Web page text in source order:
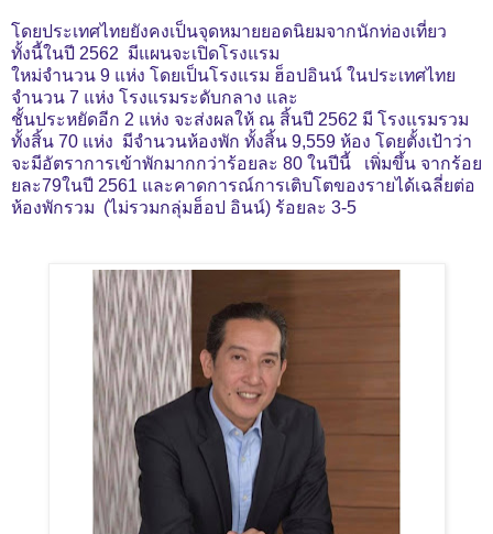
โดยประเทศไทยยังคงเป็นจุดหมายยอดนิยมจากนักท่องเที่ยว
ทั้งนี้ในปี 2562 มีแผนจะเปิดโรงแรม
ใหม่จำนวน 9 แห่ง โดยเป็นโรงแรม ฮ็อปอินน์ ในประเทศไทย
จำนวน 7 แห่ง โรงแรมระดับกลาง และ
ชั้นประหยัดอีก 2 แห่ง จะส่งผลให้ ณ สิ้นปี 2562 มี โรงแรมรวม
ทั้งสิ้น 70 แห่ง มีจำนวนห้องพัก ทั้งสิ้น 9,559 ห้อง โดยตั้งเป้าว่า
จะมีอัตราการเข้าพักมากกว่าร้อยละ 80 ในปีนี้ เพิ่มขึ้น จากร้อย
ยละ79ในปี 2561 และคาดการณ์การเติบโตของรายได้เฉลี่ยต่อ
ห้องพักรวม (ไม่รวมกลุ่มฮ็อป อินน์) ร้อยละ 3-5